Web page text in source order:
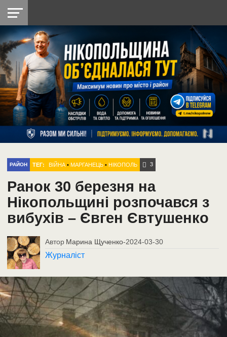
НІКОПОЛЬ
РАЙОН
СІЧЕСЛАВСЬКА
УКРАЇНА
РЕТРО
НІКОПОЛЬ
ЛАЙТ
УКРАЇНА
ДОПОМОГА
РАДІО
РАЙОН ТЕГ: ВІЙНА •МАРГАНЕЦЬ •НІКОПОЛЬ 3
Ранок 30 березня на
Нікопольщині розпочався з
вибухів – Євген Євтушенко
Автор Марина Щученко-2024-03-30
Журналіст